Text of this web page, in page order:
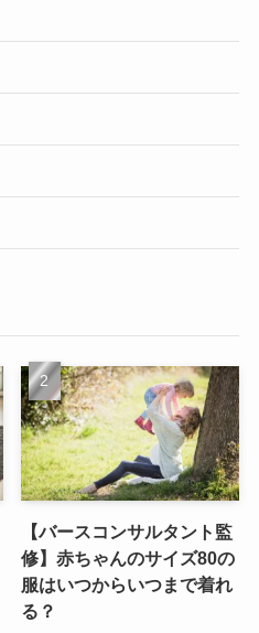
【バースコンサルタント監
修】赤ちゃんのサイズ80の
服はいつからいつまで着れ
る？